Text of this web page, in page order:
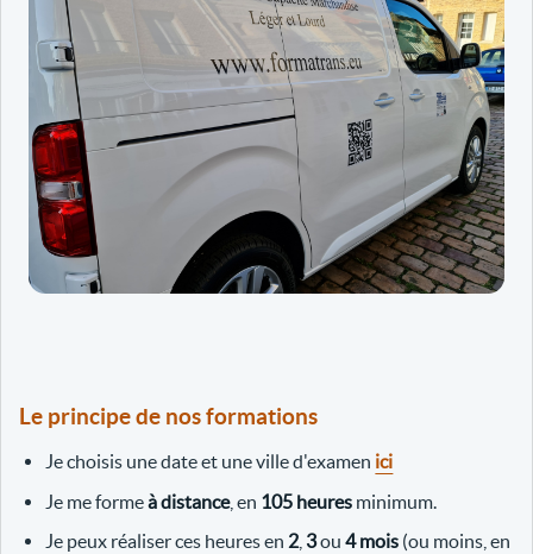
Le principe de nos formations
Je choisis une date et une ville d'examen ici
Je me formeà distance, en 105 heures minimum.
Je peux réaliser ces heures en 2 3ou4 mois (ou moins, en